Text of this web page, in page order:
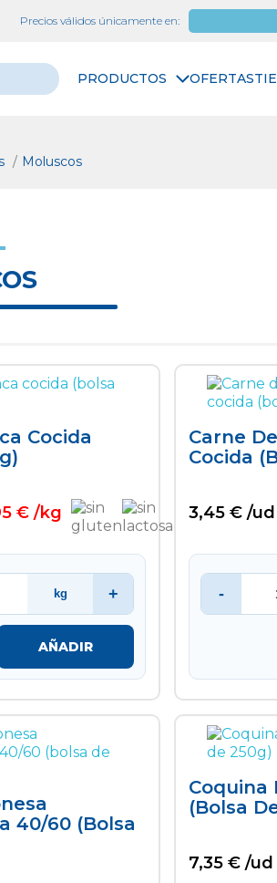
Precios válidos únicamente en:
PRODUCTOS OFERTAS
Moluscos
Cocida
€ /kg
kg +
AÑADIR
Carne
Cocida
3,45 € /ud
-
40/60 (bolsa
Coquina
(bolsa
7,35 € /ud